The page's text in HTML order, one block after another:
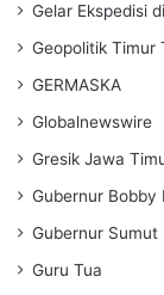
Gelar Ekspedisi
Geopolitik Timur
GERMASKA
Globalnewswire
Gresik Jawa
Gubernur Bobby
Gubernur Sumut
Guru Tua